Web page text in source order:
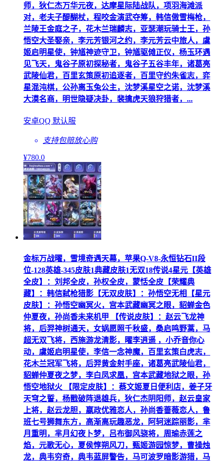
师，狄仁杰万华元夜，达摩星际陆战队，项羽海滩派
对，老夫子醍醐杖，程咬金演武夺筹，韩信傲雪梅枪，
兰陵王金庭之子，花木兰瑞麟志，亚瑟潮玩骑士王，孙
悟空大圣娶亲，李元芳银河之约，李元芳云中旅人，虞
姬启明星使，钟馗神迹守卫，钟馗驱傩正仪，杨玉环遇
见飞天，鬼谷子原初探秘者，鬼谷子五谷丰年，诸葛亮
武陵仙君，百里玄策原初追逐者，百里守约朱雀志，弈
星混沌棋，公孙离玉兔公主，沈梦溪星空之诺，沈梦溪
大漠名商，明世隐疑决卦，裴擒虎天狼狩猎者，...
安卓QQ 默认服
支持包赔放心购
¥780.0
金标万战曜，雪境奇遇天幕，苹果Q-V8-永恒钻石II段
位-128英雄-345皮肤1典藏皮肤1无双18传说4星元【英雄
全皮】：刘邦全皮，孙权全皮，蒙恬全皮【荣耀典
藏】：韩信弑枪猎影【无双皮肤】：孙悟空无相【星元
皮肤】：孙悟空幽冥火，宫本武藏幽冥之眼，貂蝉金色
仲夏夜，孙尚香未来机甲 【传说皮肤】：赵云飞龙神
将，后羿神树通天，女娲愿照千秋盛，桑启鸣野蒿，马
超无双飞将，西施游龙清影，曜李逍遥 ，小乔音你心
动，虞姬启明星使，李信一念神魔，百里玄策白虎志，
花木兰冠军飞将，后羿黄金射手座，诸葛亮武陵仙君，
貂蝉仲夏夜之梦，李白凤求凰，宫本武藏地狱之眼，孙
悟空地狱火 【限定皮肤】：蔡文姬夏日便利店，姜子牙
天穹之誓，杨戬破阵退雄兵，狄仁杰阴阳师，赵云皇家
上将，赵云龙胆，嬴政优雅恋人，孙尚香蔷薇恋人，鲁
班七号狮舞东方，高渐离玩趣恶龙，阿轲迷踪丽影，芈
月重明，芈月幻夜卜梦，吕布御风骁将，周瑜赤莲之
焰，元歌无心，夏侯惇朔风刀，甄姬游园惊梦，曹操烛
龙，典韦穷奇，典韦蓝屏警告，马可波罗暗影游猎，马